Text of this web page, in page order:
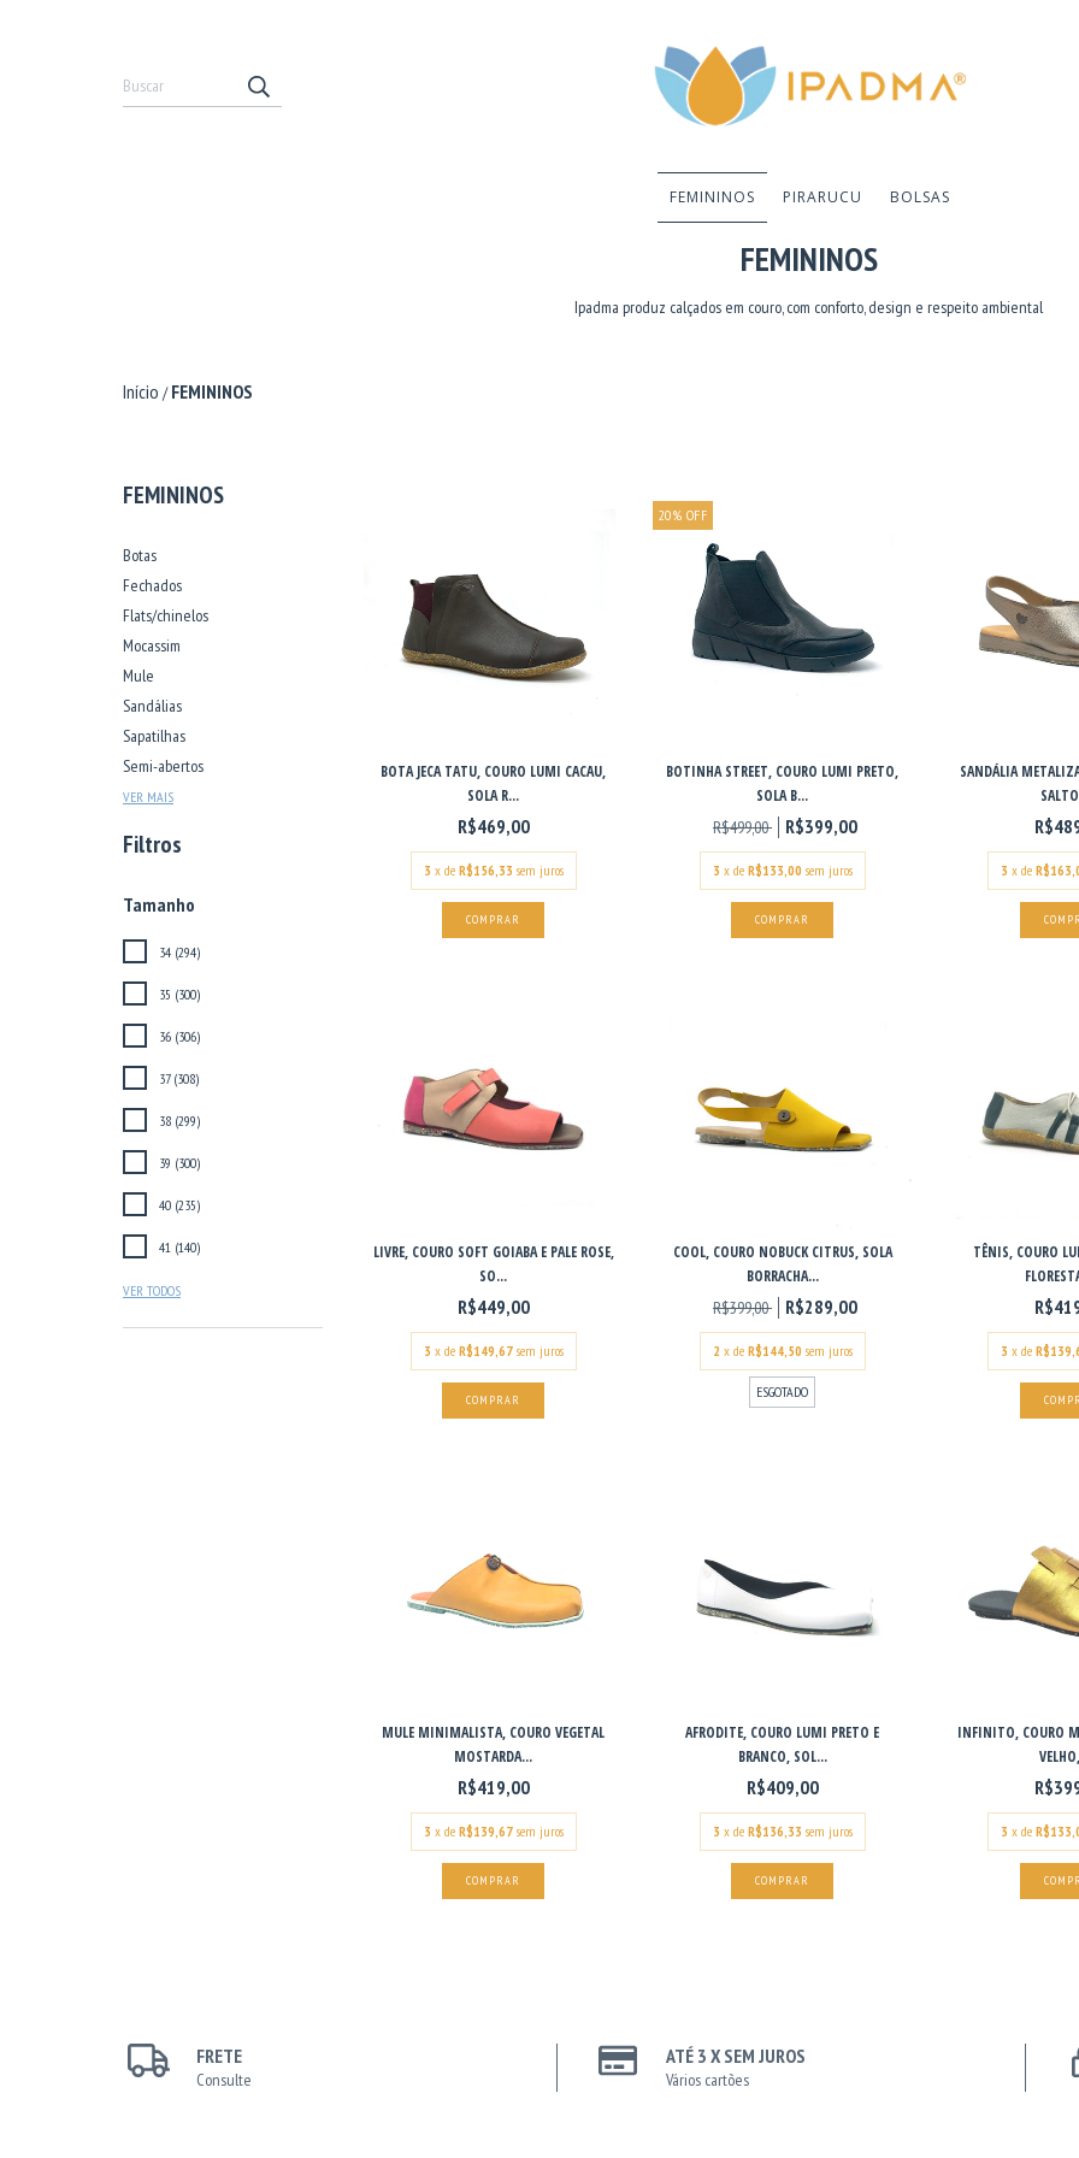
FEMININOS PIRARUCU BOLSAS
FEMININOS
Ipadma produz calçados em couro, com conforto, design e respeito ambiental
Início / FEMININOS
FEMININOS
Botas
Fechados
Flats/chinelos
Mocassim
Mule
Sandálias
Sapatilhas
Semi-abertos
VER MAIS
Filtros
Tamanho
34 (294)
35 (300)
36 (306)
37 (308)
38 (299)
39 (300)
40 (235)
41 (140)
VER TODOS
BOTA JECA TATU, COURO LUMI CACAU,
SOLA R...
R$469,00
3 x de R$156,33 sem juros
COMPRAR
20% OFF
BOTINHA STREET, COURO LUMI PRETO,
SOLA B...
R$499,00 R$399,00
3 x de R$133,00 sem juros
COMPRAR
SANDÁLIA
3 x de
LIVRE, COURO SOFT GOIABA E PALE ROSE,
SO...
R$449,00
3 x de R$149,67 sem juros
COMPRAR
COOL, COURO NOBUCK CITRUS, SOLA
BORRACHA...
R$399,00 R$289,00
2 x de R$144,50 sem juros
ESGOTADO
TÊNIS, COURO
3 x de
MULE MINIMALISTA, COURO VEGETAL
MOSTARDA...
R$419,00
3 x de R$139,67 sem juros
COMPRAR
AFRODITE, COURO LUMI PRETO E
BRANCO, SOL...
R$409,00
3 x de R$136,33 sem juros
COMPRAR
INFINITO, COURO
3 x de
FRETE
Consulte
ATÉ 3 X SEM JUROS
Vários cartões